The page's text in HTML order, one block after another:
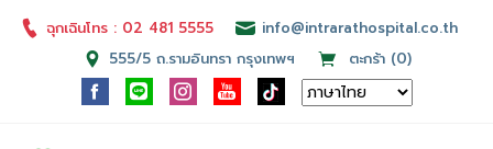
ฉุกเฉินโทร : 02 481 5555
info@intrarathospital.co.th
555/5 ถ.รามอินทรา กรุงเทพฯ
ตะกร้า (0)